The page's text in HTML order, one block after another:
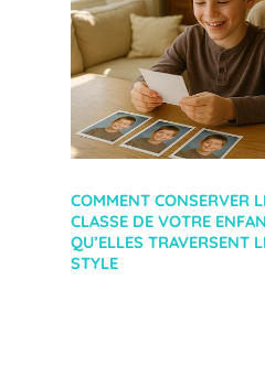
COMMENT CONSERVER
CLASSE DE VOTRE
QU’ELLES TRAVERSENT
STYLE